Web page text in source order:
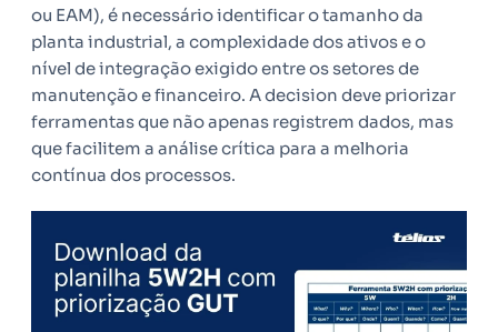
ou EAM), é necessário identificar o tamanho da
planta industrial, a complexidade dos ativos e o
nível de integração exigido entre os setores de
manutenção e financeiro. A decision deve priorizar
ferramentas que não apenas registrem dados, mas
que facilitem a análise crítica para a melhoria
contínua dos processos.